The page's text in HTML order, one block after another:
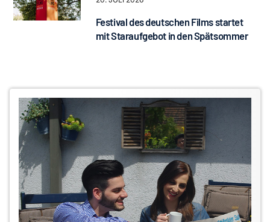
Festival des deutschen Films startet
mit Staraufgebot in den Spätsommer